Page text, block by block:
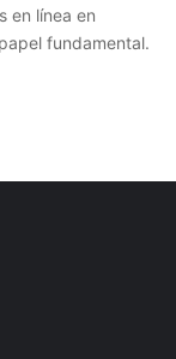
en línea en
fundamental.